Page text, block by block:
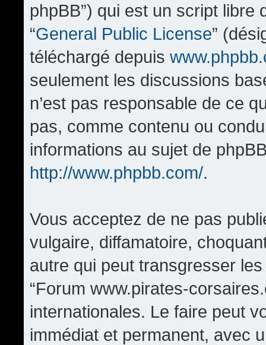
phpBB”) qui est un script
“General Public License”
téléchargé depuis
seulement les discussions
n’est pas responsable de ce
pas, comme contenu ou
informations au sujet de
http://www.phpbb.com/.
Vous acceptez de ne pas
vulgaire, diffamatoire,
autre qui peut transgresser
“Forum www.pirates-
internationales. Le faire peut
immédiat et permanent, avec